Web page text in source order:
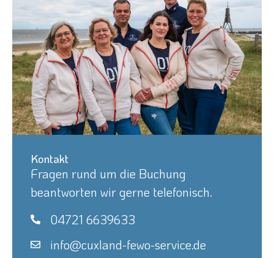
Kontakt
Fragen rund um die Buchung
beantworten wir gerne telefonisch.
04721 6639633
info@cuxland-fewo-service.de